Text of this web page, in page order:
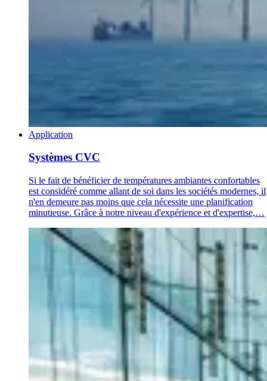
Application
Systèmes CVC
Si le fait de bénéficier de températures ambiantes confortables
est considéré comme allant de soi dans les sociétés modernes, il
n'en demeure pas moins que cela nécessite une planification
minutieuse. Grâce à notre niveau d'expérience et d'expertise,…